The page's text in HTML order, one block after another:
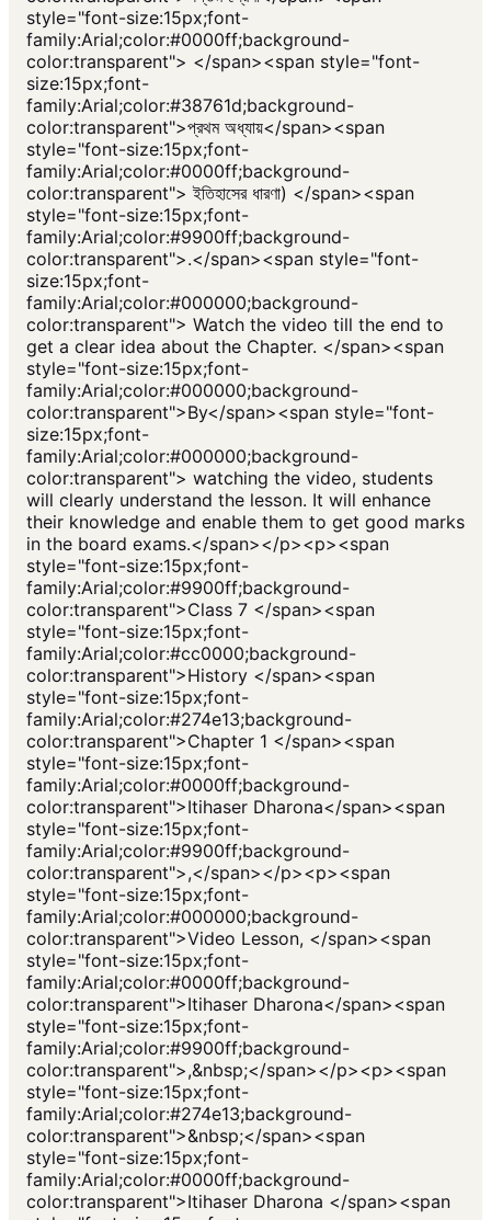
style="font-size:15px;font-
family:Arial;color:#0000ff;background-
color:transparent"> </span><span style="font-
size:15px;font-
family:Arial;color:#38761d;background-
color:transparent">প্রথম অধ্যায়</span><span
style="font-size:15px;font-
family:Arial;color:#0000ff;background-
color:transparent"> ইতিহাসের ধারণা) </span><span
style="font-size:15px;font-
family:Arial;color:#9900ff;background-
color:transparent">.</span><span style="font-
size:15px;font-
family:Arial;color:#000000;background-
color:transparent"> Watch the video till the end to
get a clear idea about the Chapter. </span><span
style="font-size:15px;font-
family:Arial;color:#000000;background-
color:transparent">By</span><span style="font-
size:15px;font-
family:Arial;color:#000000;background-
color:transparent"> watching the video, students
will clearly understand the lesson. It will enhance
their knowledge and enable them to get good marks
in the board exams.</span></p><p><span
style="font-size:15px;font-
family:Arial;color:#9900ff;background-
color:transparent">Class 7 </span><span
style="font-size:15px;font-
family:Arial;color:#cc0000;background-
color:transparent">History </span><span
style="font-size:15px;font-
family:Arial;color:#274e13;background-
color:transparent">Chapter 1 </span><span
style="font-size:15px;font-
family:Arial;color:#0000ff;background-
color:transparent">Itihaser Dharona</span><span
style="font-size:15px;font-
family:Arial;color:#9900ff;background-
color:transparent">,</span></p><p><span
style="font-size:15px;font-
family:Arial;color:#000000;background-
color:transparent">Video Lesson, </span><span
style="font-size:15px;font-
family:Arial;color:#0000ff;background-
color:transparent">Itihaser Dharona</span><span
style="font-size:15px;font-
family:Arial;color:#9900ff;background-
color:transparent">,&nbsp;</span></p><p><span
style="font-size:15px;font-
family:Arial;color:#274e13;background-
color:transparent">&nbsp;</span><span
style="font-size:15px;font-
family:Arial;color:#0000ff;background-
color:transparent">Itihaser Dharona </span><span